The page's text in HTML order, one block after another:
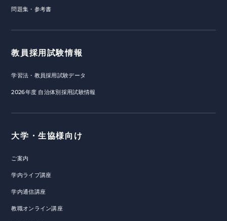
問題集・参考書
教員採用試験情報
学習法・教員採用試験データ
2026年度 自治体別採用試験情報
大学・生協様向け
ご案内
学内ライブ講座
学内通信講座
教職オンライン講座